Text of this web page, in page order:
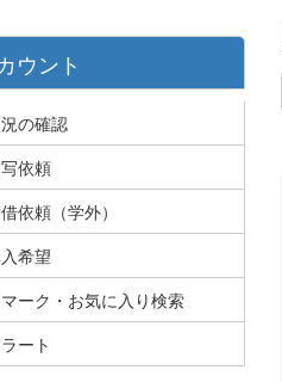
ウント
の確認
依頼
依頼（学外）
希望
ーク・お気に入り検索
ート